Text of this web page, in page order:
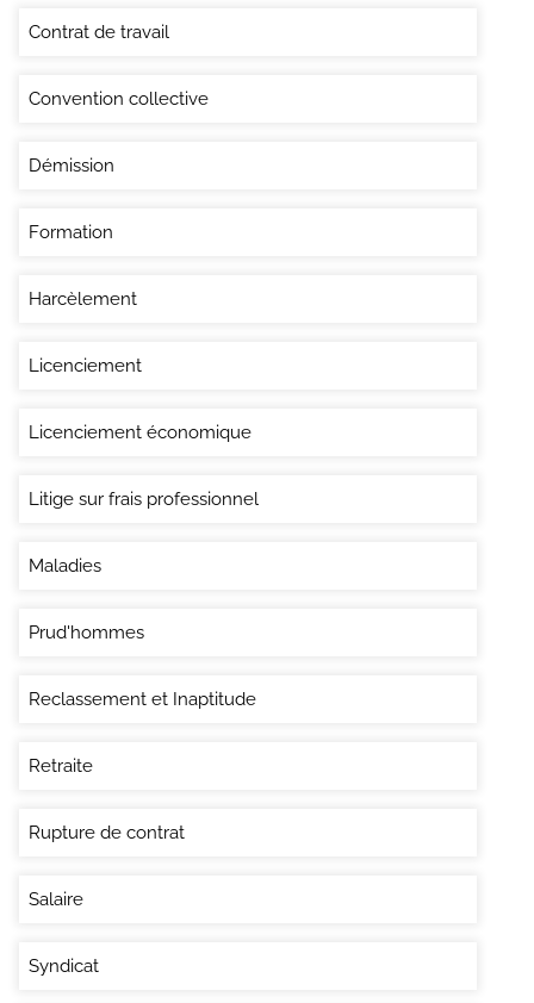
Contrat de travail
Convention collective
Démission
Formation
Harcèlement
Licenciement
Licenciement économique
Litige sur frais professionnel
Maladies
Prud'hommes
Reclassement et Inaptitude
Retraite
Rupture de contrat
Salaire
Syndicat